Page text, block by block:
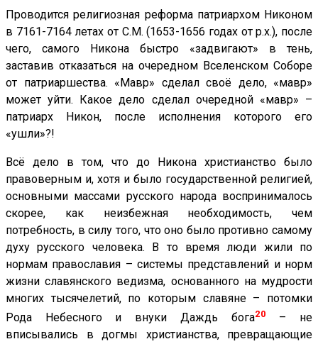
Проводится религиозная реформа патриархом Никоном
в 7161-7164 летах от С.М. (1653-1656 годах от р.х.), после
чего, самого Никона быстро «задвигают» в тень,
заставив отказаться на очередном Вселенском Соборе
от патриаршества. «Мавр» сделал своё дело, «мавр»
может уйти. Какое дело сделал очередной «мавр» –
патриарх Никон, после исполнения которого его
«ушли»?!
Всё дело в том, что до Никона христианство было
правоверным и, хотя и было государственной религией,
основными массами русского народа воспринималось
скорее, как неизбежная необходимость, чем
потребность, в силу того, что оно было противно самому
духу русского человека. В то время люди жили по
нормам православия – системы представлений и норм
жизни славянского ведизма, основанного на мудрости
многих тысячелетий, по которым славяне – потомки
Рода Небесного и внуки Даждь бога20
– не
вписывались в догмы христианства, превращающие